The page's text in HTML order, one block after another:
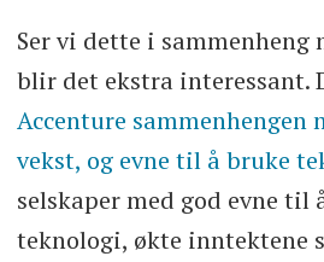
Ser vi dette i sammenheng
blir det ekstra interessant.
Accenture sammenhengen
vekst, og evne til å bruke
selskaper med god evne til
teknologi, økte inntektene